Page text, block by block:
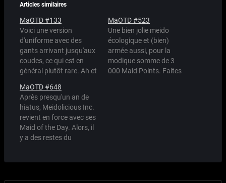
Articles similaires
MaOTD #133
Voici une version
d'uniforme avec des
gants arrivant jusqu'aux
coudes, ce qui est en
général plutôt rare. Ah et
MaOTD #523
Une bien jolie meido
écologique et (bien)
armée aussi, pour la
modique somme de 3
000 Maid Points. Faites
MaOTD #648
Après presqu'un an de
hiatus, Meidolicious Inc.
revient en force avec ses
Maid of the Day. Alors, il
y a des restes du